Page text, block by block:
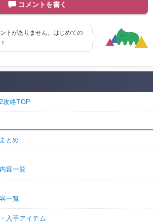
コメントを書く
トがありません。はじめての
攻略TOP
とめ
容一覧
一覧
入手アイテム